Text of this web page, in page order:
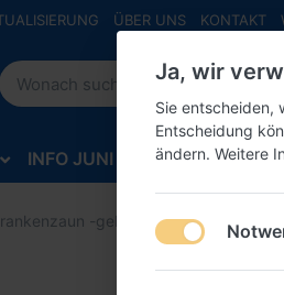
ÜBER UNS KONTAKT
INFO JUNI INFO MAI
-gelb/orange- -1:87-
Ja, wir
Sie entscheiden,
Entscheidung
ändern. Weitere